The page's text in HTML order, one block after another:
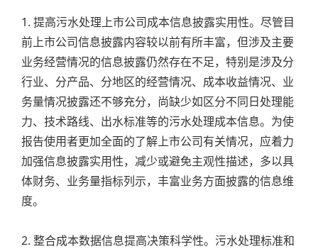
1. 提高污水处理上市公司成本信息披露实用性。尽管目
前上市公司信息披露内容较以前有所丰富，但涉及主要
业务经营情况的信息披露仍然存在不足，特别是涉及分
行业、分产品、分地区的经营情况、成本收益情况、业
务量情况披露还不够充分，尚缺少如区分不同日处理能
力、技术路线、出水标准等的污水处理成本信息。为使
报告使用者更加全面的了解上市公司有关情况，应着力
加强信息披露实用性，减少或避免主观性描述，多以具
体财务、业务量指标列示，丰富业务方面披露的信息维
度。
2. 整合成本数据信息提高决策科学性。污水处理标准和